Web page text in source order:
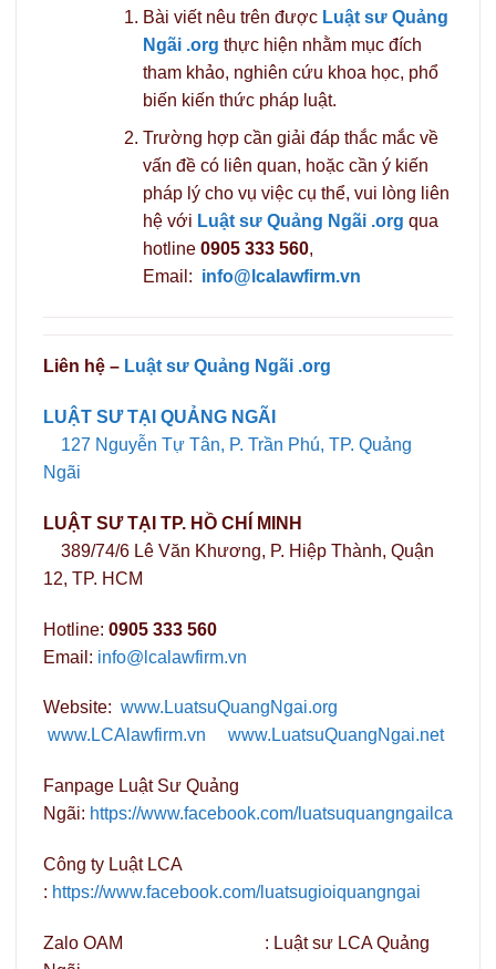
Bài viết nêu trên được Luật sư Quảng
Ngãi .org thực hiện nhằm mục đích
tham khảo, nghiên cứu khoa học, phổ
biến kiến thức pháp luật.
Trường hợp cần giải đáp thắc mắc về
vấn đề có liên quan, hoặc cần ý kiến
pháp lý cho vụ việc cụ thể, vui lòng liên
hệ với Luật sư Quảng Ngãi .org qua
hotline 0905 333 560,
Email: info@lcalawfirm.vn
Liên hệ – Luật sư Quảng Ngãi .org
LUẬT SƯ TẠI QUẢNG NGÃI
127 Nguyễn Tự Tân, P. Trần Phú, TP. Quảng
Ngãi
LUẬT SƯ TẠI TP. HỒ CHÍ MINH
389/74/6 Lê Văn Khương, P. Hiệp Thành, Quận
12, TP. HCM
Hotline: 0905 333 560
Email: info@lcalawfirm.vn
Website: www.LuatsuQuangNgai.org
www.LCAlawfirm.vn
www.LuatsuQuangNgai.net
Fanpage Luật Sư Quảng
Ngãi: https://www.facebook.com/luatsuquangngailca
Công ty Luật LCA
: https://www.facebook.com/luatsugioiquangngai
Zalo OAM : Luật sư LCA Quảng